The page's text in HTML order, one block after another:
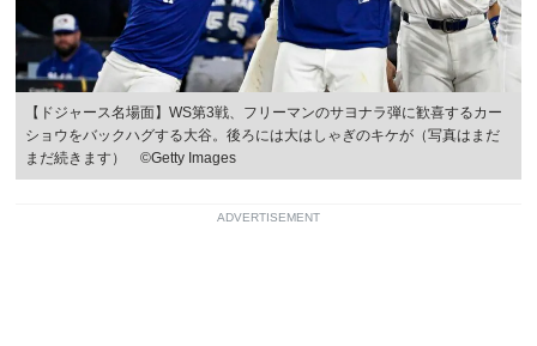
【ドジャース名場面】WS第3戦、フリーマンのサヨナラ弾に歓喜するカー
ショウをバックハグする大谷。後ろには大はしゃぎのキケが（写真はまだ
まだ続きます） ©Getty Images
ADVERTISEMENT